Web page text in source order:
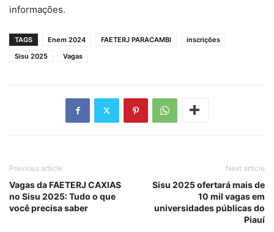
informações.
TAGS Enem 2024 FAETERJ PARACAMBI
inscrições
Sisu 2025
Vagas
Previous article
Vagas da FAETERJ CAXIAS
no Sisu 2025: Tudo o que
você precisa saber
Next article
Sisu 2025 ofertará mais de
10 mil vagas em
universidades públicas do
Piauí